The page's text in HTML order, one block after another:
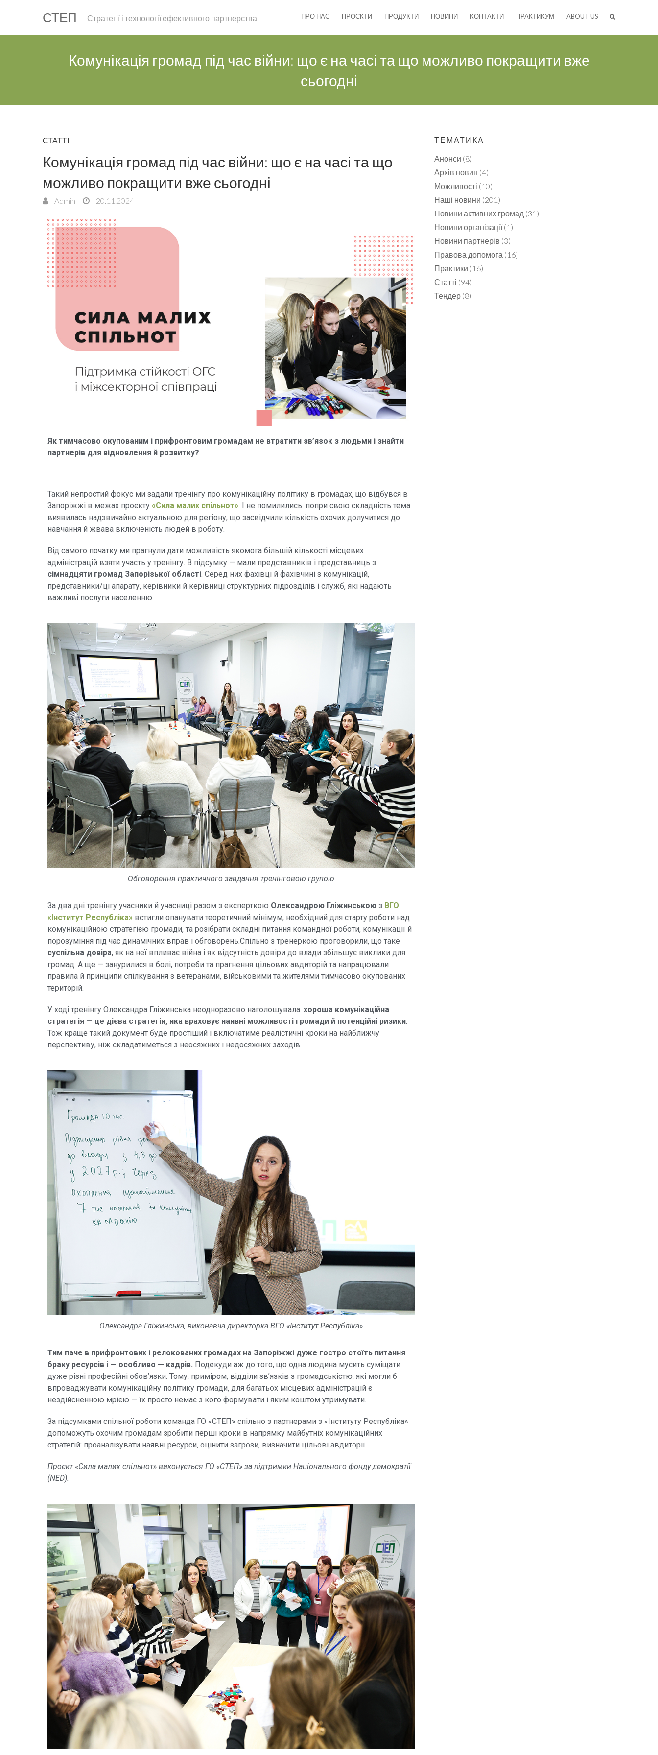
СТЕП Стратегії і технології ефективного партнерства ПРО НАС ПРОЄКТИ ПРОДУКТИ НОВИНИ КОНТАКТИ ПРАКТИКУМ ABOUT US
Комунікація громад під час війни: що є на часі та що можливо покращити вже
сьогодні
СТАТТІ
Комунікація громад під час війни: що є на часі та що
можливо покращити вже сьогодні
Admin 20.11.2024
Як тимчасово окупованим і прифронтовим громадам не втратити зв’язок з людьми і знайти
партнерів для відновлення й розвитку?
Такий непростий фокус ми задали тренінгу про комунікаційну політику в громадах, що відбувся в
Запоріжжі в межах проєкту «Сила малих спільнот». І не помилились: попри свою складність тема
виявилась надзвичайно актуальною для регіону, що засвідчили кількість охочих долучитися до
навчання й жвава включеність людей в роботу.
Від самого початку ми прагнули дати можливість якомога більшій кількості місцевих
адміністрацій взяти участь у тренінгу. В підсумку — мали представників і представниць з
сімнадцяти громад Запорізької області. Серед них фахівці й фахівчині з комунікацій,
представники/ці апарату, керівники й керівниці структурних підрозділів і служб, які надають
важливі послуги населенню.
Обговорення практичного завдання тренінговою групою
За два дні тренінгу учасники й учасниці разом з експерткою Олександрою Гліжинською з ВГО
«Інститут Республіка» встигли опанувати теоретичний мінімум, необхідний для старту роботи над
комунікаційною стратегією громади, та розібрати складні питання командної роботи, комунікації й
порозуміння під час динамічних вправ і обговорень.Спільно з тренеркою проговорили, що таке
суспільна довіра, як на неї впливає війна і як відсутність довіри до влади збільшує виклики для
громад. А ще — занурилися в болі, потреби та прагнення цільових авдиторій та напрацювали
правила й принципи спілкування з ветеранами, військовими та жителями тимчасово окупованих
територій.
У ході тренінгу Олександра Гліжинська неодноразово наголошувала: хороша комунікаційна
стратегія — це дієва стратегія, яка враховує наявні можливості громади й потенційні ризики.
Тож краще такий документ буде простіший і включатиме реалістичні кроки на найближчу
перспективу, ніж складатиметься з неосяжних і недосяжних заходів.
Олександра Гліжинська, виконавча директорка ВГО «Інститут Республіка»
Тим паче в прифронтових і релокованих громадах на Запоріжжі дуже гостро стоїть питання
браку ресурсів і — особливо — кадрів. Подекуди аж до того, що одна людина мусить суміщати
дуже різні професійні обов’язки. Тому, приміром, відділи зв’язків з громадськістю, які могли б
впроваджувати комунікаційну політику громади, для багатьох місцевих адміністрацій є
нездійсненною мрією — їх просто немає з кого формувати і яким коштом утримувати.
За підсумками спільної роботи команда ГО «СТЕП» спільно з партнерами з «Інституту Республіка»
допоможуть охочим громадам зробити перші кроки в напрямку майбутніх комунікаційних
стратегій: проаналізувати наявні ресурси, оцінити загрози, визначити цільові авдиторії.
Проєкт «Сила малих спільнот» виконується ГО «СТЕП» за підтримки Національного фонду демократії
(NED).
ТЕМАТИКА
Анонси (8)
Архів новин (4)
Можливості (10)
Наші новини (201)
Новини активних громад (31)
Новини організації(1)
Новини партнерів (3)
Правова допомога (16)
Практики (16)
Статті (94)
Тендер (8)